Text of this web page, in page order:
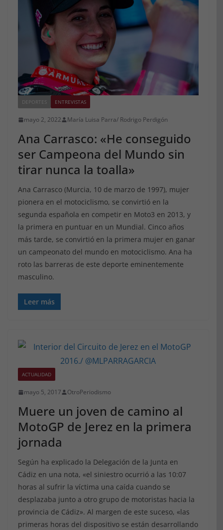
DEPORTES ENTREVISTAS
mayo 2, 2022 María Luisa Parra/ Rodrigo Perdigón
Ana Carrasco: «He conseguido
ser Campeona del Mundo sin
tirar nunca la toalla»
Ana Carrasco (Murcia, 10 de marzo de 1997), mujer
pionera en el motociclismo, se convirtió en la
segunda española en competir en Moto3 en 2013, y
la primera en puntuar en un Mundial. Cinco años
más tarde, se convirtió en la primera mujer en ganar
un campeonato del mundo en motociclismo. Ana ha
roto las barreras de este deporte eminentemente
masculino.
Leer más
ACTUALIDAD
mayo 5, 2017 OtroPeriodismo
Muere un joven de camino al
MotoGP de Jerez en la primera
jornada
Según ha explicado la Delegación de la Junta en
Cádiz en una nota, «el siniestro ocurrió a las 10:07
horas al sufrir la víctima una caída cuando se
desplazaba junto a otro grupo de motoristas hacia la
provincia de Cádiz». Al margen de este suceso, «las
primeras horas del dispositivo se están desarrollando